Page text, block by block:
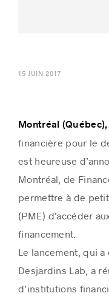
15 JUIN 2017
Montréal (Québec),
financière pour le
est heureuse
Montréal, de
permettre à de
(PME) d’accéder
financement.
Le lancement, qui
Desjardins Lab, a
d’institutions